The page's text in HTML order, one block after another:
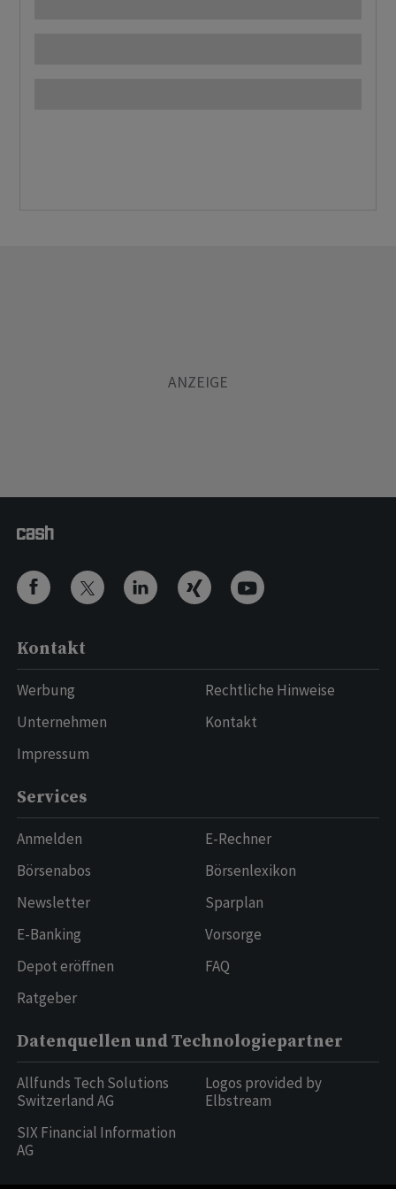
Kontakt
Werbung
Unternehmen
Impressum
Rechtliche Hinweise
Kontakt
Services
Anmelden
Börsenabos
Newsletter
E-Banking
Depot eröffnen
Ratgeber
E-Rechner
Börsenlexikon
Sparplan
Vorsorge
FAQ
Datenquellen und Technologiepartner
Allfunds Tech Solutions
Switzerland AG
SIX Financial Information
AG
Logos provided by
Elbstream